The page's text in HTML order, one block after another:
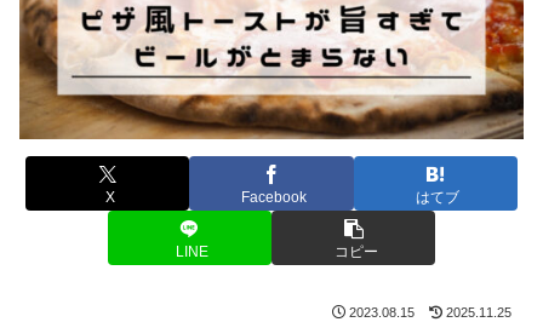
X Facebook はてブ
LINE コピー
2023.08.15 2025.11.25